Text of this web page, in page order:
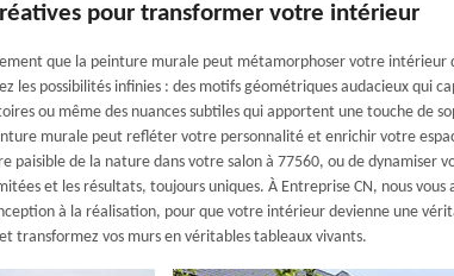
pour transformer votre intérieur
que la peinture murale peut métamorphoser votre intérieur
les possibilités infinies : des motifs géométriques audacieux qui
ou même des nuances subtiles qui apportent une touche de
murale peut refléter votre personnalité et enrichir votre
paisible de la nature dans votre salon à 77560, ou de dynamiser
et les résultats, toujours uniques. À Entreprise CN, nous vous
à la réalisation, pour que votre intérieur devienne une
transformez vos murs en véritables tableaux vivants.